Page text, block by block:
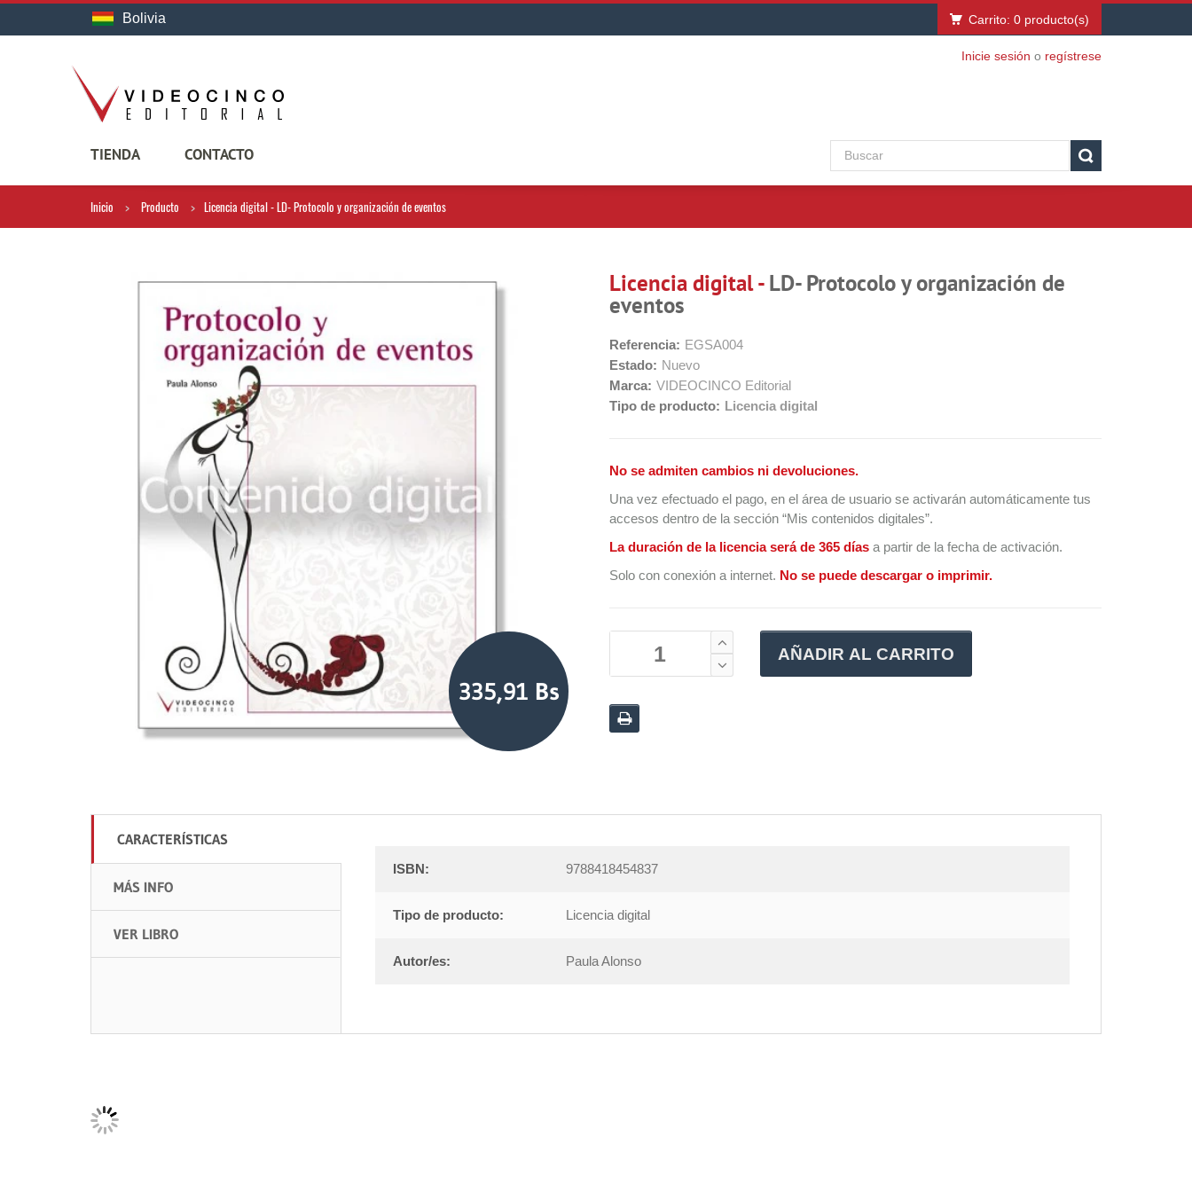
Bolivia Carrito: 0 producto(s)
Inicie sesión o regístrese
TIENDA CONTACTO
Inicio Producto Licencia digital - LD- Protocolo y organización de eventos
335,91 Bs
Licencia digital -LD- Protocolo y organización de
eventos
Referencia: EGSA004
Estado: Nuevo
Marca: VIDEOCINCO Editorial
Tipo de producto: Licencia digital
No se admiten cambios ni devoluciones.
Una vez efectuado el pago, en el área de usuario se activarán automáticamente tus
accesos dentro de la sección “Mis contenidos digitales”.
La duración de la licencia será de 365 días a partir de la fecha de activación.
Solo con conexión a internet. No se puede descargar o imprimir.
AÑADIR AL CARRITO
CARACTERÍSTICAS
MÁS INFO
VER LIBRO
ISBN: 9788418454837
Tipo de producto: Licencia digital
Autor/es: Paula Alonso